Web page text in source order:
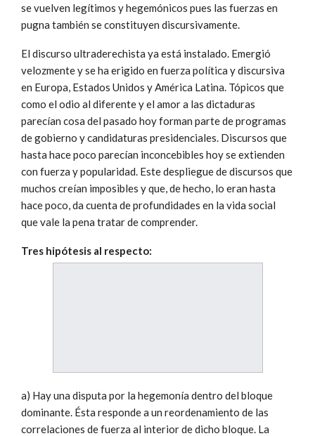
se vuelven legítimos y hegemónicos pues las fuerzas en
pugna también se constituyen discursivamente.
El discurso ultraderechista ya está instalado. Emergió
velozmente y se ha erigido en fuerza política y discursiva
en Europa, Estados Unidos y América Latina. Tópicos que
como el odio al diferente y el amor a las dictaduras
parecían cosa del pasado hoy forman parte de programas
de gobierno y candidaturas presidenciales. Discursos que
hasta hace poco parecían inconcebibles hoy se extienden
con fuerza y popularidad. Este despliegue de discursos que
muchos creían imposibles y que, de hecho, lo eran hasta
hace poco, da cuenta de profundidades en la vida social
que vale la pena tratar de comprender.
Tres hipótesis al respecto:
a) Hay una disputa por la hegemonía dentro del bloque
dominante. Ésta responde a un reordenamiento de las
correlaciones de fuerza al interior de dicho bloque. La